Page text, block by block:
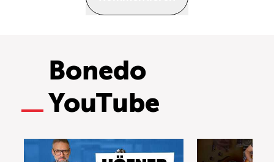
Bonedo
YouTube